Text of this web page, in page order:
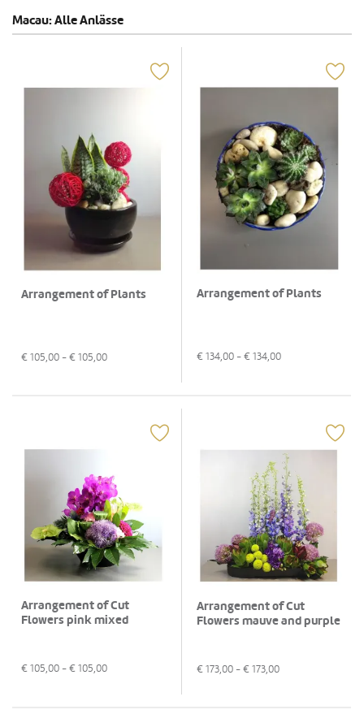
Macau: Alle Anlässe
Arrangement of Plants
€ 105,00 - € 105,00
Arrangement of Plants
€ 134,00 - € 134,00
Arrangement of Cut
Flowers pink mixed
€ 105,00 - € 105,00
Arrangement of Cut
Flowers mauve and purple
€ 173,00 - € 173,00